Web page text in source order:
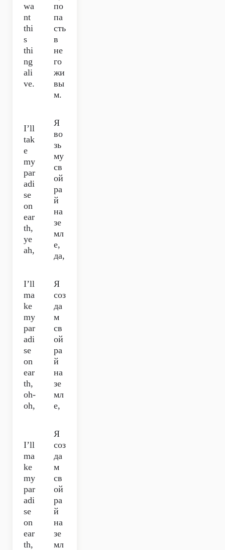
wa
nt
thi
s
thi
ng
ali
ve.
по
па
сть
в
не
го
жи
вы
м.
I’ll
tak
e
my
par
adi
se
on
ear
th,
ye
ah,
Я
во
зь
му
св
ой
ра
й
на
зе
мл
е,
да,
I’ll
ma
ke
my
par
adi
se
on
ear
th,
oh-
oh,
Я
соз
да
м
св
ой
ра
й
на
зе
мл
е,
I’ll
ma
ke
my
par
adi
se
on
ear
th,
Я
соз
да
м
св
ой
ра
й
на
зе
мл